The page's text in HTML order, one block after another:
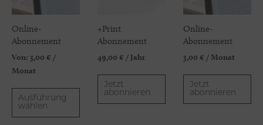
Online-
Abonnement
Von: 3,00 € /
Monat
Ausführung
wählen
+Print
Abonnement
49,00 € / Jahr
Jetzt
abonnieren
Online-
Abonnement
3,00 € / Monat
Jetzt
abonnieren